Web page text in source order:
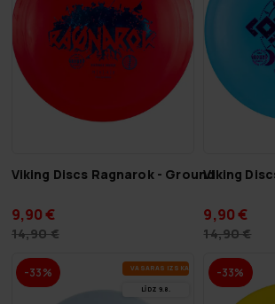
Viking Discs Ragnarok - Ground
9,90 €
14,90 €
Viking
9,90 €
14,90 €
-33% VA­SA­RAS IZ­SKA­ŅA
LĪDZ 9.8.
-33%